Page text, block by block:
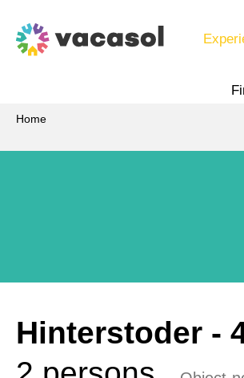
Home
Hinterstoder -